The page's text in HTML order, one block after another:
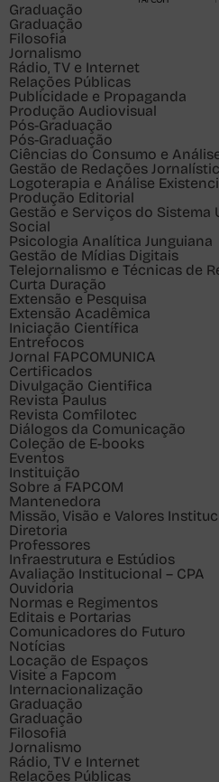
Graduação
Graduação
Filosofia
Jornalismo
Rádio, TV e Internet
Relações Públicas
Publicidade e Propaganda
Produção Audiovisual
Pós-Graduação
Pós-Graduação
Ciências do Consumo e
Gestão de Redações
Logoterapia e Análise
Produção Editorial
Gestão e Serviços do Sistema
Social
Psicologia Analítica Junguiana
Gestão de Mídias Digitais
Telejornalismo e Técnicas de
Curta Duração
Extensão e Pesquisa
Extensão Acadêmica
Iniciação Científica
Entrefocos
Jornal FAPCOMUNICA
Certificados
Divulgação Cientifica
Revista Paulus
Revista Comfilotec
Diálogos da Comunicação
Coleção de E-books
Eventos
Instituição
Sobre a FAPCOM
Mantenedora
Missão, Visão e Valores
Diretoria
Professores
Infraestrutura e Estúdios
Avaliação Institucional – CPA
Ouvidoria
Normas e Regimentos
Editais e Portarias
Comunicadores do Futuro
Notícias
Locação de Espaços
Visite a Fapcom
Internacionalização
Graduação
Graduação
Filosofia
Jornalismo
Rádio, TV e Internet
Relações Públicas